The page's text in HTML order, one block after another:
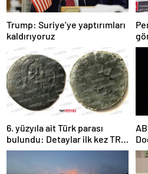
Trump: Suriye’ye yaptırımları
kaldırıyoruz
6. yüzyıla ait Türk parası
bulundu: Detaylar ilk kez TRT
Haber’de